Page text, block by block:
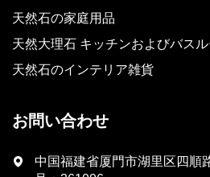
天然石の家庭用品
天然大理石 キッチンおよびバス
天然石のインテリア雑貨
お問い合わせ
中国福建省厦門市湖里区四順